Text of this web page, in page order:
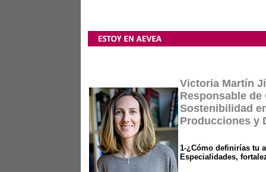
Victoria Martín
Responsable
Sostenibilidad
Producciones y
1-¿Cómo definirías tu
Especialidades,